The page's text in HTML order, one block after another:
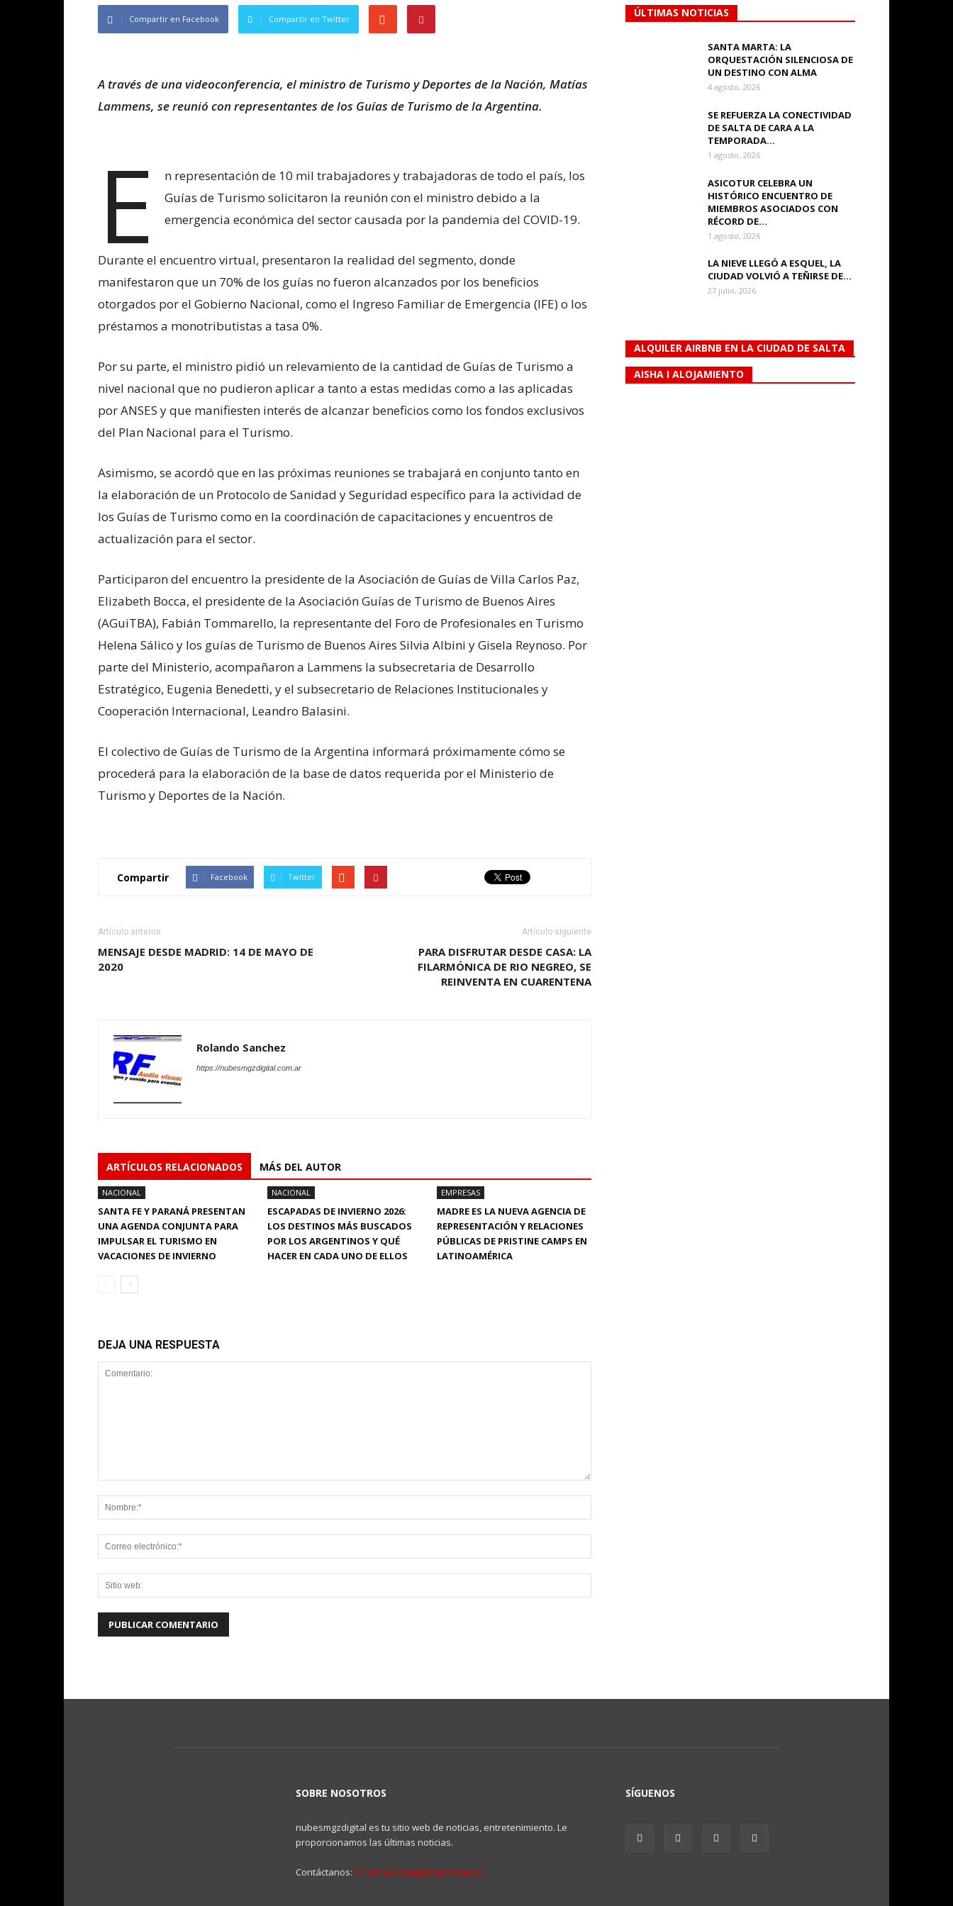
Compartir en Facebook Compartir en Twitter
A través de una videoconferencia, el ministro de Turismo y Deportes de la Nación, Matías
Lammens, se reunió con representantes de los Guías de Turismo de la Argentina.
E
n representación de 10 mil trabajadores y trabajadoras de todo el país, los
Guías de Turismo solicitaron la reunión con el ministro debido a la
emergencia económica del sector causada por la pandemia del COVID-19.
Durante el encuentro virtual, presentaron la realidad del segmento, donde
manifestaron que un 70% de los guías no fueron alcanzados por los beneficios
otorgados por el Gobierno Nacional, como el Ingreso Familiar de Emergencia (IFE) o los
préstamos a monotributistas a tasa 0%.
Por su parte, el ministro pidió un relevamiento de la cantidad de Guías de Turismo a
nivel nacional que no pudieron aplicar a tanto a estas medidas como a las aplicadas
por ANSES y que manifiesten interés de alcanzar beneficios como los fondos exclusivos
del Plan Nacional para el Turismo.
Asimismo, se acordó que en las próximas reuniones se trabajará en conjunto tanto en
la elaboración de un Protocolo de Sanidad y Seguridad específico para la actividad de
los Guías de Turismo como en la coordinación de capacitaciones y encuentros de
actualización para el sector.
Participaron del encuentro la presidente de la Asociación de Guías de Villa Carlos Paz,
Elizabeth Bocca, el presidente de la Asociación Guías de Turismo de Buenos Aires
(AGuiTBA), Fabián Tommarello, la representante del Foro de Profesionales en Turismo
Helena Sálico y los guías de Turismo de Buenos Aires Silvia Albini y Gisela Reynoso. Por
parte del Ministerio, acompañaron a Lammens la subsecretaria de Desarrollo
Estratégico, Eugenia Benedetti, y el subsecretario de Relaciones Institucionales y
Cooperación Internacional, Leandro Balasini.
El colectivo de Guías de Turismo de la Argentina informará próximamente cómo se
procederá para la elaboración de la base de datos requerida por el Ministerio de
Turismo y Deportes de la Nación.
Compartir Facebook Twitter
Artículo anterior
MENSAJE DESDE MADRID: 14 DE MAYO DE
2020
Artículo siguiente
PARA DISFRUTAR DESDE CASA: LA
FILARMÓNICA DE RIO NEGREO, SE
REINVENTA EN CUARENTENA
Rolando Sanchez
https://nubesmgzdigital.com.ar
ARTÍCULOS RELACIONADOS MÁS DEL AUTOR
NACIONAL
SANTA FE Y PARANÁ PRESENTAN
UNA AGENDA CONJUNTA PARA
IMPULSAR EL TURISMO EN
VACACIONES DE INVIERNO
NACIONAL
ESCAPADAS DE INVIERNO 2026:
LOS DESTINOS MÁS BUSCADOS
POR LOS ARGENTINOS Y QUÉ
HACER EN CADA UNO DE ELLOS
EMPRESAS
MADRE ES LA NUEVA AGENCIA DE
REPRESENTACIÓN Y RELACIONES
PÚBLICAS DE PRISTINE CAMPS EN
LATINOAMÉRICA
DEJA UNA RESPUESTA
ÚLTIMAS NOTICIAS
SANTA MARTA: LA
ORQUESTACIÓN SILENCIOSA DE
UN DESTINO CON ALMA
4 agosto, 2026
SE REFUERZA LA CONECTIVIDAD
DE SALTA DE CARA A LA
TEMPORADA...
1 agosto, 2026
ASICOTUR CELEBRA UN
HISTÓRICO ENCUENTRO DE
MIEMBROS ASOCIADOS CON
RÉCORD DE...
1 agosto, 2026
LA NIEVE LLEGÓ A ESQUEL, LA
CIUDAD VOLVIÓ A TEÑIRSE DE...
27 julio, 2026
ALQUILER AIRBNB EN LA CIUDAD DE SALTA
AISHA I ALOJAMIENTO
SOBRE NOSOTROS
nubesmgzdigital es tu sitio web de noticias, entretenimiento. Le
proporcionamos las últimas noticias.
Contáctanos: info@nubesmgzdigital.com.ar
SÍGUENOS